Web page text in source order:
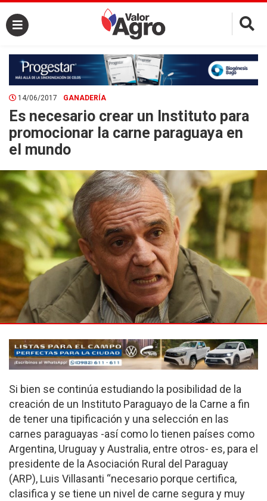
×
14/06/2017 GANADERÍA
Es necesario crear un Instituto para
promocionar la carne paraguaya en
el mundo
Si bien se continúa estudiando la posibilidad de la
creación de un Instituto Paraguayo de la Carne a fin
de tener una tipificación y una selección en las
carnes paraguayas -así como lo tienen países como
Argentina, Uruguay y Australia, entre otros- es, para el
presidente de la Asociación Rural del Paraguay
(ARP), Luis Villasanti “necesario porque certifica,
clasifica y se tiene un nivel de carne segura y muy